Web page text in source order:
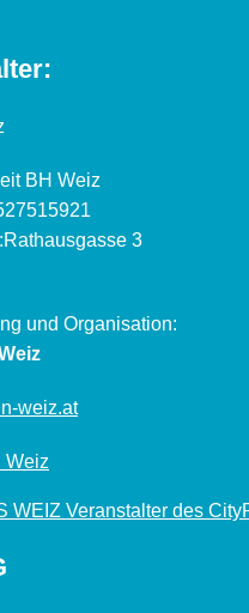
BH Weiz
3
und Organisation:
weiz.at
Weiz